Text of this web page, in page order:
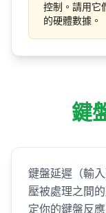
控制。請用它
的硬體數據。
鍵
鍵盤延遲（輸
壓被處理之間
定你的鍵盤反